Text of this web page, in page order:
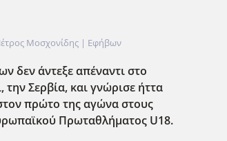
Μοσχονίδης | Εφήβων
δεν άντεξε απέναντι στο
Σερβία, και γνώρισε ήττα
πρώτο της αγώνα στους
Πρωταθλήματος U18.